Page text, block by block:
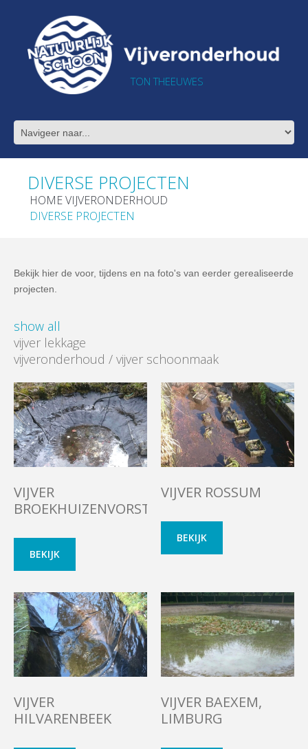
TON THEEUWES
DIVERSE PROJECTEN
HOME VIJVERONDERHOUD
DIVERSE PROJECTEN
Bekijk hier de voor, tijdens en na foto's van eerder gerealiseerde
projecten.
show all
vijver lekkage
vijveronderhoud / vijver schoonmaak
VIJVER
BROEKHUIZENVORST
BEKIJK
VIJVER ROSSUM
BEKIJK
VIJVER
HILVARENBEEK
VIJVER BAEXEM,
LIMBURG